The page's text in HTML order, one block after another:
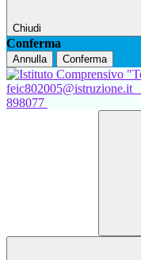
Chiudi
Conferma
Annulla Conferma
feic802005@istruzione.it
898077